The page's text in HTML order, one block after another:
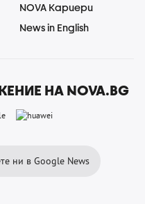
NOVA Кариери
News in English
НА NOVA.BG
ни в Google News